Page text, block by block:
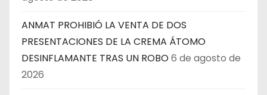
ANMAT PROHIBIÓ LA VENTA DE DOS
PRESENTACIONES DE LA CREMA ÁTOMO
DESINFLAMANTE TRAS UN ROBO6 de agosto de
2026